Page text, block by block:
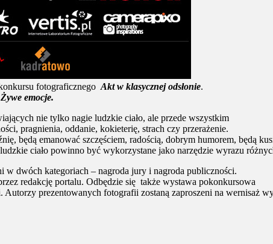
fotograficznego Akt w klasycznej odsłonie.
Żywe emocje.
nie tylko nagie ludzkie ciało, ale przede wszystkim
pragnienia, oddanie, kokieterię, strach czy przerażenie.
będą emanować szczęściem, radością, dobrym humorem, będą
ciało powinno być wykorzystane jako narzędzie wyrazu
w dwóch kategoriach – nagroda jury i nagroda publiczności.
redakcję portalu. Odbędzie się także wystawa pokonkursowa
prezentowanych fotografii zostaną zaproszeni na wernisaż